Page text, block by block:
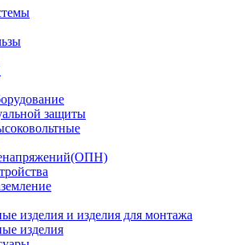
защиты
изделия и изделия для монтажа
изделия